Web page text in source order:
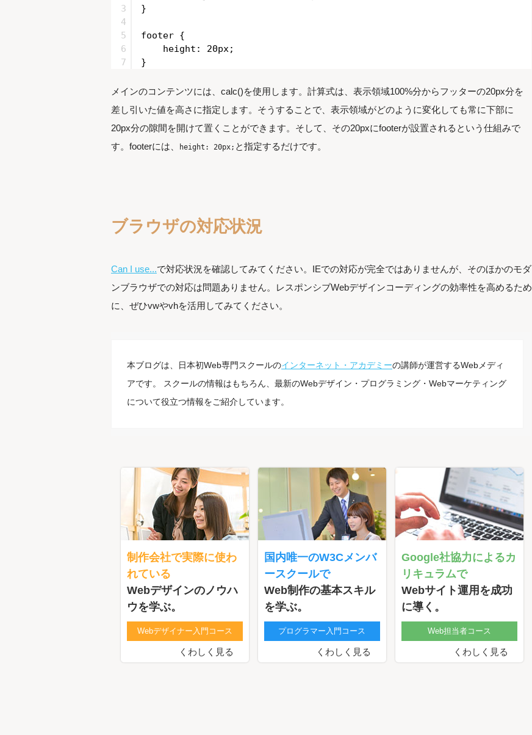
3
4
5
6
7
}
footer {
height: 20px;
}
メインのコンテンツには、calc()を使用します。計算式は、表示領域100%分からフッターの20px分を
差し引いた値を高さに指定します。そうすることで、表示領域がどのように変化しても常に下部に
20px分の隙間を開けて置くことができます。そして、その20pxにfooterが設置されるという仕組みで
す。footerには、
height: 20px; と指定するだけです。
ブラウザの対応状況
Can I use...で対応状況を確認してみてください。IEでの対応が完全ではありませんが、そのほかのモダ
ンブラウザでの対応は問題ありません。レスポンシブWebデザインコーディングの効率性を高めるため
に、ぜひvwやvhを活用してみてください。
本ブログは、日本初Web専門スクールのインターネット・アカデミーの講師が運営するWebメディ
アです。 スクールの情報はもちろん、最新のWebデザイン・プログラミング・Webマーケティング
について役立つ情報をご紹介しています。
制作会社で実際に使わ
れている
Webデザインのノウハ
ウを学ぶ。
Webデザイナー入門コース
くわしく見る
国内唯一のW3Cメンバ
ースクールで
Web制作の基本スキル
を学ぶ。
プログラマー入門コース
くわしく見る
Google社協力によるカ
リキュラムで
Webサイト運用を成功
に導く。
Web担当者コース
くわしく見る